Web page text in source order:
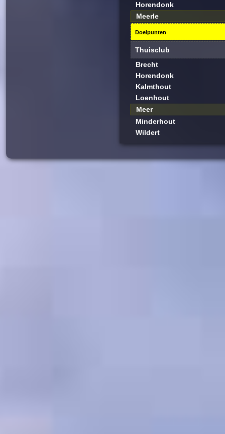
Horendonk
Meerle
Doelpunten
Thuisclub
Brecht
Horendonk
Kalmthout
Loenhout
Meer
Minderhout
Wildert